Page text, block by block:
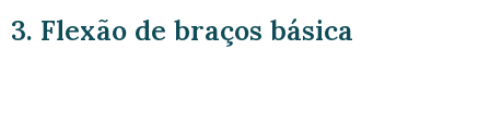
3. Flexão de braços básica